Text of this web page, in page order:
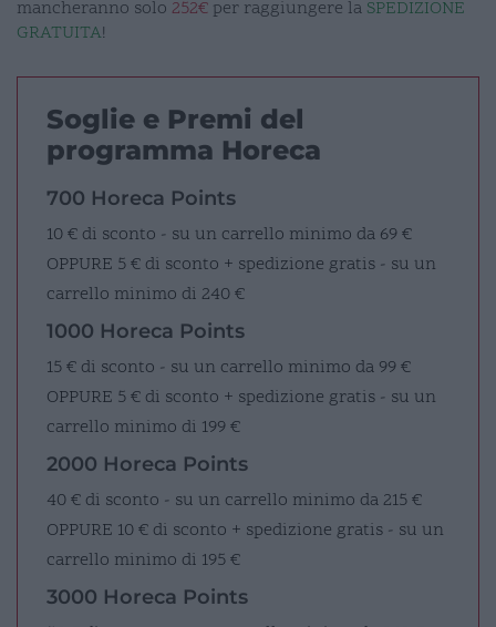
mancheranno solo 252€ per raggiungere la SPEDIZIONE
GRATUITA!
Soglie e Premi del
programma Horeca
700 Horeca Points
10 € di sconto - su un carrello minimo da 69 €
OPPURE 5 € di sconto + spedizione gratis - su un
carrello minimo di 240 €
1000 Horeca Points
15 € di sconto - su un carrello minimo da 99 €
OPPURE 5 € di sconto + spedizione gratis - su un
carrello minimo di 199 €
2000 Horeca Points
40 € di sconto - su un carrello minimo da 215 €
OPPURE 10 € di sconto + spedizione gratis - su un
carrello minimo di 195 €
3000 Horeca Points